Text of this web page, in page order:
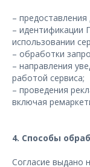
–
– идентификации
использовании
– обработки
– направления
работой сервиса;
– проведения
включая
4. Способы
Согласие выдано